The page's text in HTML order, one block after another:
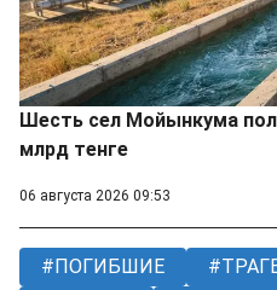
Шесть сел Мойынкума
млрд тенге
06 августа 2026 09:53
ПОГИБШИЕ